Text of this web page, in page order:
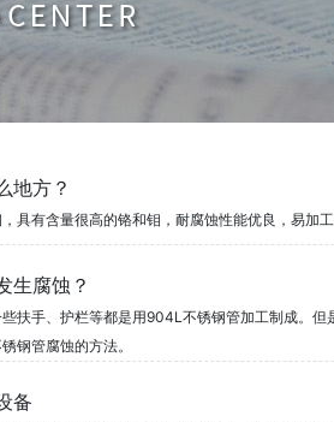
地方？
具有含量很高的铬和钼，耐腐蚀性能优良，易加工
生腐蚀？
扶手、护栏等都是用904L不锈钢管加工制成。
钢管腐蚀的方法。
备